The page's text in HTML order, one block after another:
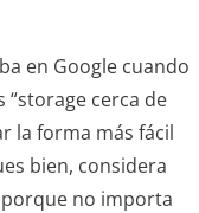
en Google cuando
“storage cerca de
la forma más fácil
bien, considera
porque no importa